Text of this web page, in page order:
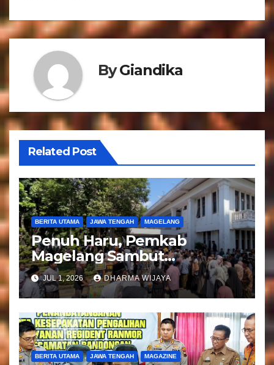
s
p
o
s
ByGiandika
Related Post
BERITA UTAMA JAWA TENGAH MAGELANG
Penuh Haru, Pemkab
Magelang Sambut
Kepulangan Jemaah Haji
Kloter 81
JUL 1, 2026 DHARMA WIJAYA
BERITA UTAMA JAWA TENGAH MAGAZINE